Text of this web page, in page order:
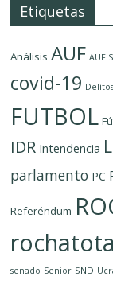
Etiquetas
Análisis AUF AUF
covid-19 Delítos
FUTBOL
IDR Intendencia
parlamento PC
Referéndum
senado Senior SND